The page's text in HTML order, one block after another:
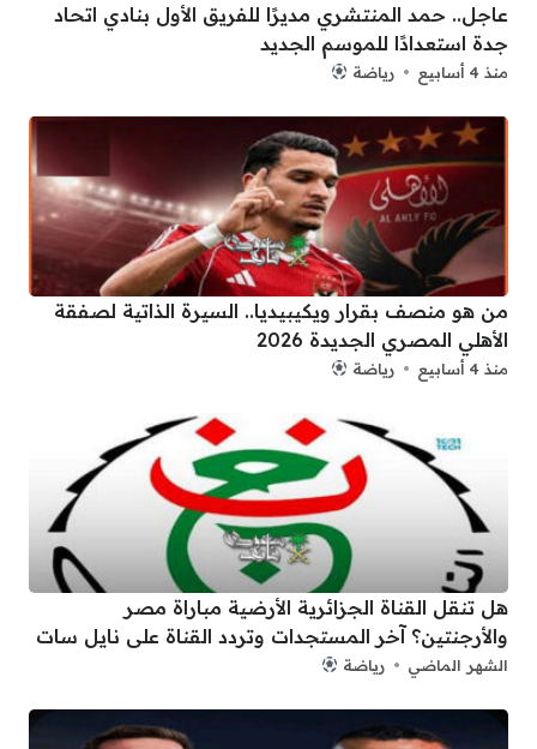
عاجل.. حمد المنتشري مديرًا للفريق الأول بنادي اتحاد
جدة استعدادًا للموسم الجديد
منذ 4 أسابيع رياضة
من هو منصف بقرار ويكيبيديا.. السيرة الذاتية لصفقة
الأهلي المصري الجديدة 2026
منذ 4 أسابيع رياضة
هل تنقل القناة الجزائرية الأرضية مباراة مصر
والأرجنتين؟ آخر المستجدات وتردد القناة على نايل سات
الشهر الماضي رياضة